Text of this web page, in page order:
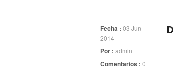
Fecha : 03 Jun
2014
Por : admin
Comentarios : 0